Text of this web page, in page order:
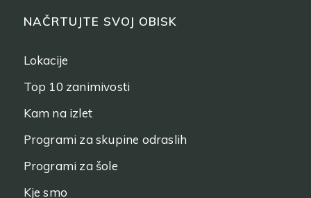
NAČRTUJTE SVOJ OBISK
Lokacije
Top 10 zanimivosti
Kam na izlet
Programi za skupine odraslih
Programi za šole
Kje smo